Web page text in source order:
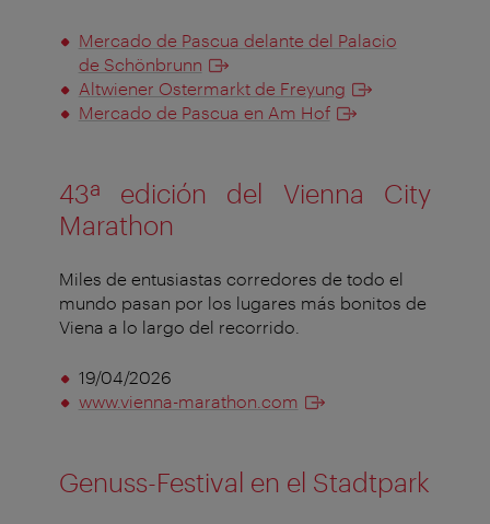
Mercado de Pascua delante del Palacio
de Schönbrunn
Altwiener Ostermarkt de Freyung
Mercado de Pascua en Am Hof
43ª edición del Vienna City
Marathon
Miles de entusiastas corredores de todo el
mundo pasan por los lugares más bonitos de
Viena a lo largo del recorrido.
19/04/2026
www.vienna-marathon.com
Genuss-Festival en el Stadtpark